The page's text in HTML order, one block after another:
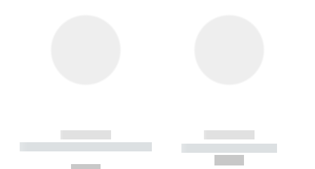
------------
----------- ----------- --------
------------
----------- -----------